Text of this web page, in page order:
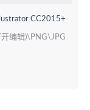
CC2015+
编辑)\PNG\JPG